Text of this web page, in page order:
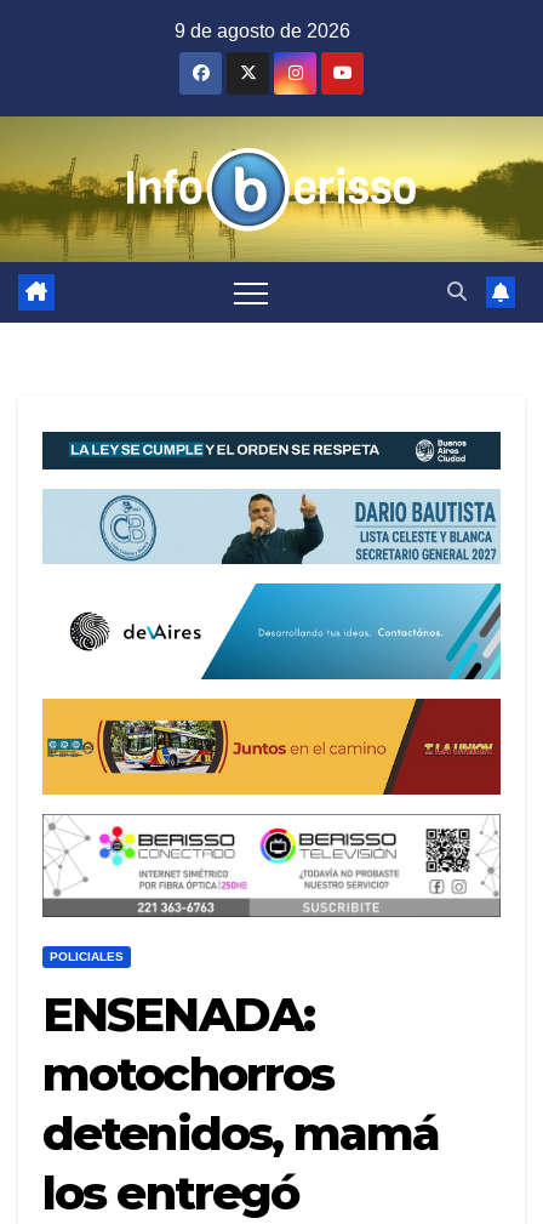
9 de agosto de 2026
POLICIALES
ENSENADA:
motochorros
detenidos, mamá
los entregó